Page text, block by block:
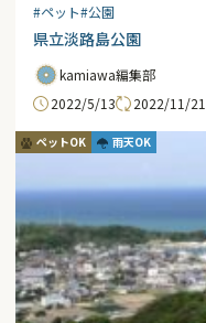
#ペット#公園
県立淡路島公園
kamiawa編集部
2022/5/13
2022/11/21
ペットOK 雨天OK